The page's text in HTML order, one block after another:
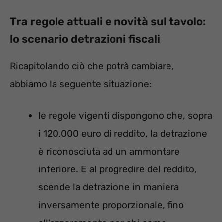
Tra regole attuali e novità sul tavolo:
lo scenario detrazioni fiscali
Ricapitolando ciò che potrà cambiare,
abbiamo la seguente situazione:
le regole vigenti dispongono che, sopra
i 120.000 euro di reddito, la detrazione
è riconosciuta ad un ammontare
inferiore. E al progredire del reddito,
scende la detrazione in maniera
inversamente proporzionale, fino